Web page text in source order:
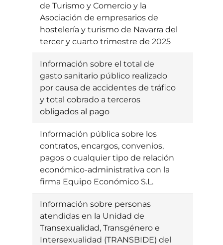
de Turismo y Comercio y la
Asociación de empresarios de
hostelería y turismo de Navarra del
tercer y cuarto trimestre de 2025
Información sobre el total de
gasto sanitario público realizado
por causa de accidentes de tráfico
y total cobrado a terceros
obligados al pago
Información pública sobre los
contratos, encargos, convenios,
pagos o cualquier tipo de relación
económico-administrativa con la
firma Equipo Económico S.L.
Información sobre personas
atendidas en la Unidad de
Transexualidad, Transgénero e
Intersexualidad (TRANSBIDE) del